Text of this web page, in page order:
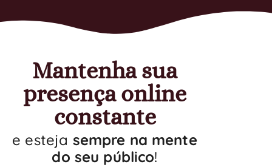
Mantenha sua
presença online
constante
e esteja sempre na mente
do seu público!